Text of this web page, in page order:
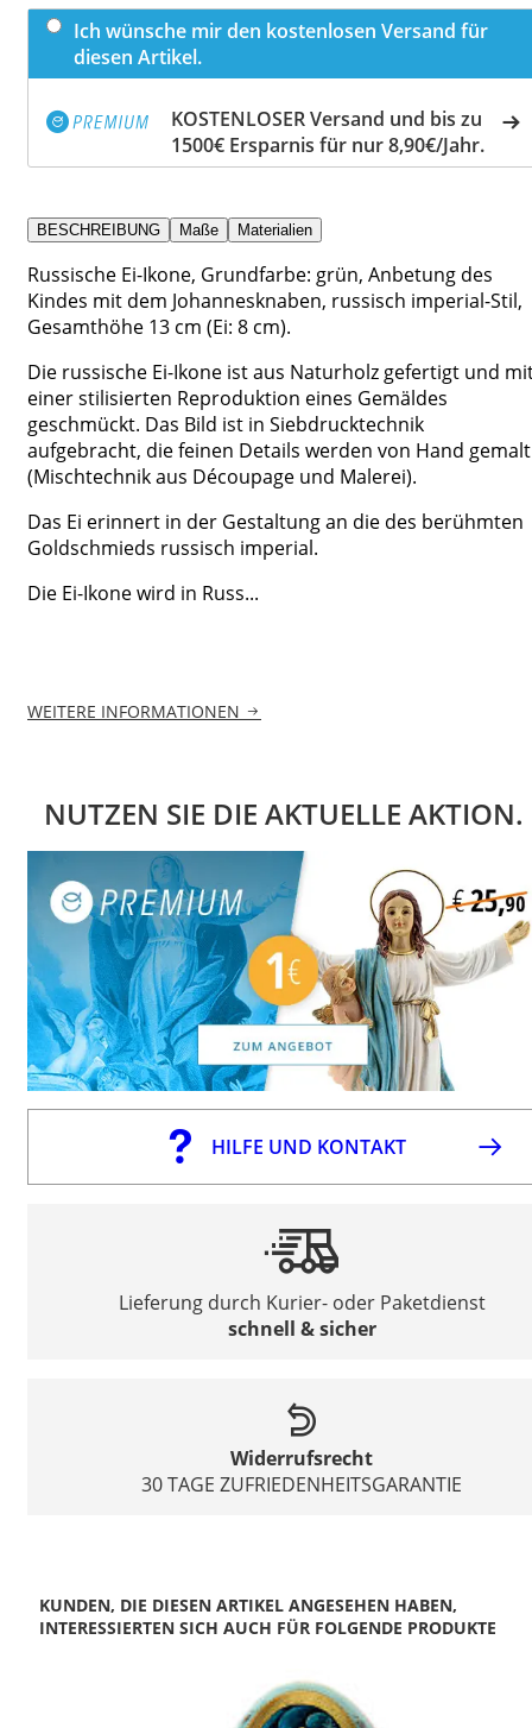
Ich wünsche mir den kostenlosen Versand für
diesen Artikel.
KOSTENLOSER Versand und bis zu
1500€ Ersparnis für nur 8,90€/Jahr.
BESCHREIBUNG Maße Materialien
Russische Ei-Ikone, Grundfarbe: grün, Anbetung des
Kindes mit dem Johannesknaben, russisch imperial-Stil,
Gesamthöhe 13 cm (Ei: 8 cm).
Die russische Ei-Ikone ist aus Naturholz gefertigt und
einer stilisierten Reproduktion eines Gemäldes
geschmückt. Das Bild ist in Siebdrucktechnik
aufgebracht, die feinen Details werden von Hand gemalt
(Mischtechnik aus Découpage und Malerei).
Das Ei erinnert in der Gestaltung an die des berühmten
Goldschmieds russisch imperial.
Die Ei-Ikone wird in Russ...
WEITERE INFORMATIONEN
NUTZEN SIE DIE AKTUELLE AKTION.
HILFE UND KONTAKT
Lieferung durch Kurier- oder Paketdienst
schnell & sicher
Widerrufsrecht
30 TAGE ZUFRIEDENHEITSGARANTIE
KUNDEN, DIE DIESEN ARTIKEL ANGESEHEN HABEN,
INTERESSIERTEN SICH AUCH FÜR FOLGENDE PRODUKTE